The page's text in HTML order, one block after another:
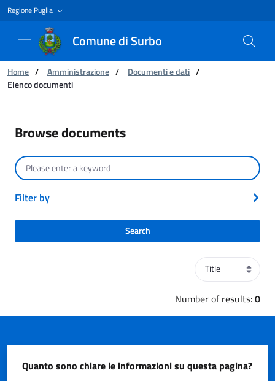
Regione Puglia
Comune di Surbo
You are:
Home / Amministrazione / Documenti e dati /
Elenco documenti
Browse documents
Sort order
Number of results:0
Search by text
Filter by
Search
Quanto sono chiare le informazioni su questa pagina?